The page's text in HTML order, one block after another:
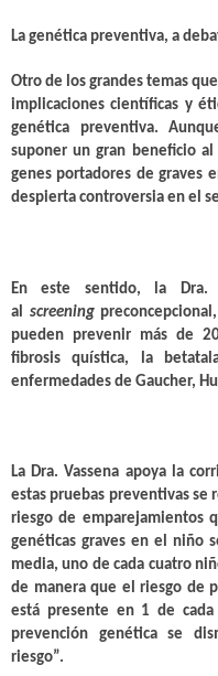
La genética preventiva, a
Otro de los grandes temas
implicaciones científicas y
genética preventiva.
suponer un gran beneficio
genes portadores de graves
despierta controversia en el
En este sentido, la Dra.
al screening
pueden prevenir más de
fibrosis quística, la
enfermedades de Gaucher,
La Dra. Vassena apoya la
estas pruebas preventivas se
riesgo de emparejamientos
genéticas graves en el niño
media, uno de cada cuatro
de manera que el riesgo de
está presente en 1 de
prevención genética se
riesgo”.